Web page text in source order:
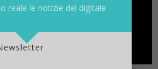
reale le notizie del digitale